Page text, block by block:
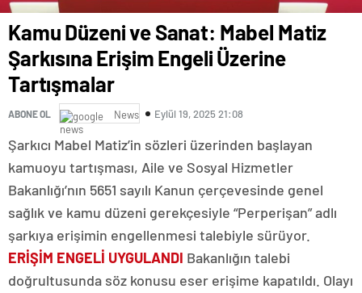
Kamu Düzeni ve Sanat: Mabel Matiz
Şarkısına Erişim Engeli Üzerine
Tartışmalar
ABONE OL News Eylül 19, 2025 21:08
Şarkıcı Mabel Matiz’in sözleri üzerinden başlayan
kamuoyu tartışması, Aile ve Sosyal Hizmetler
Bakanlığı’nın 5651 sayılı Kanun çerçevesinde genel
sağlık ve kamu düzeni gerekçesiyle “Perperişan” adlı
şarkıya erişimin engellenmesi talebiyle sürüyor.
ERİŞİM ENGELİ UYGULANDI Bakanlığın talebi
doğrultusunda söz konusu eser erişime kapatıldı. Olayı